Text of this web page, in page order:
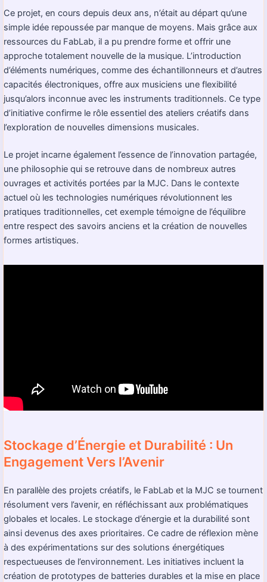
Ce projet, en cours depuis deux ans, n’était au départ qu’une
simple idée repoussée par manque de moyens. Mais grâce aux
ressources du FabLab, il a pu prendre forme et offrir une
approche totalement nouvelle de la musique. L’introduction
d’éléments numériques, comme des échantillonneurs et d’autres
capacités électroniques, offre aux musiciens une flexibilité
jusqu’alors inconnue avec les instruments traditionnels. Ce type
d’initiative confirme le rôle essentiel des ateliers créatifs dans
l’exploration de nouvelles dimensions musicales.
Le projet incarne également l’essence de l’innovation partagée,
une philosophie qui se retrouve dans de nombreux autres
ouvrages et activités portées par la MJC. Dans le contexte
actuel où les technologies numériques révolutionnent les
pratiques traditionnelles, cet exemple témoigne de l’équilibre
entre respect des savoirs anciens et la création de nouvelles
formes artistiques.
Stockage d’Énergie et Durabilité : Un
Engagement Vers l’Avenir
En parallèle des projets créatifs, le FabLab et la MJC se tournent
résolument vers l’avenir, en réfléchissant aux problématiques
globales et locales. Le stockage d’énergie et la durabilité sont
ainsi devenus des axes prioritaires. Ce cadre de réflexion mène
à des expérimentations sur des solutions énergétiques
respectueuses de l’environnement. Les initiatives incluent la
création de prototypes de batteries durables et la mise en place